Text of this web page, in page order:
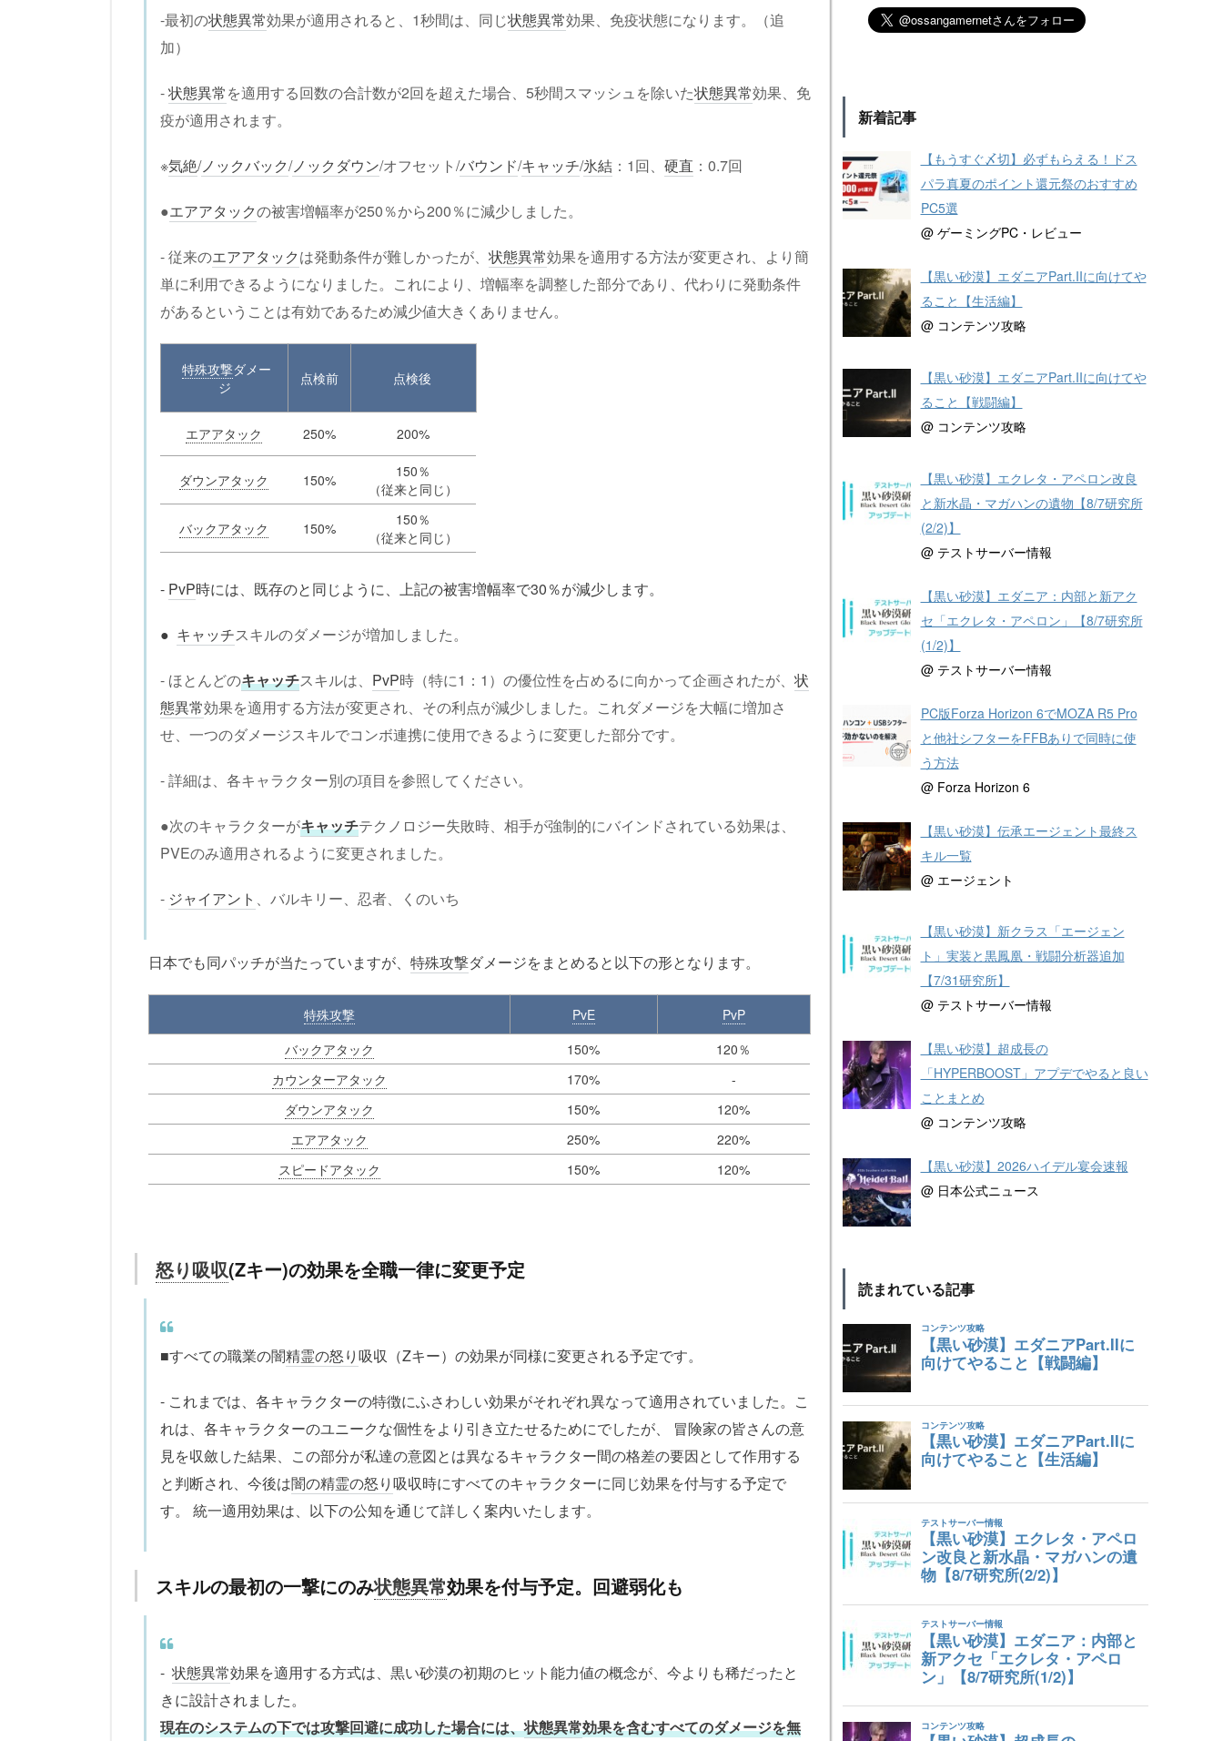
-最初の状態異常効果が適用されると、1秒間は、同じ状態異常効果、免疫状態になります。（追
加）
-状態異常を適用する回数の合計数が2回を超えた場合、5秒間スマッシュを除いた状態異常効果、免
疫が適用されます。
※気絶/ノックバック/ノックダウン/オフセット/バウンド/キャッチ/氷結 ：1回、 硬直 ：0.7回
●エアアタックの被害増幅率が250％から200％に減少しました。
- 従来のエアアタックは発動条件が難しかったが、 状態異常効果を適用する方法が変更され、より簡
単に利用できるようになりました。これにより、増幅率を調整した部分であり、代わりに発動条件
があるということは有効であるため減少値大きくありません。
特殊攻撃ダメー
ジ
点検前 点検後
エアアタック 250% 200%
ダウンアタック 150%
150％
（従来と同じ）
バックアタック 150%
150％
（従来と同じ）
- PvP時には、既存のと同じように、上記の被害増幅率で30％が減少します。
● キャッチスキルのダメージが増加しました。
- ほとんどのキャッチスキルは、 PvP時（特に1：1）の優位性を占めるに向かって企画されたが、 状
態異常効果を適用する方法が変更され、その利点が減少しました。これダメージを大幅に増加さ
せ、一つのダメージスキルでコンボ連携に使用できるように変更した部分です。
- 詳細は、各キャラクター別の項目を参照してください。
●次のキャラクターがキャッチテクノロジー失敗時、相手が強制的にバインドされている効果は、
PVEのみ適用されるように変更されました。
- ジャイアント 、バルキリー、忍者、くのいち
日本でも同パッチが当たっていますが、 特殊攻撃ダメージをまとめると以下の形となります。
特殊攻撃 PvE
PvP
バックアタック
150%
120％
カウンターアタック
170%
-
ダウンアタック
150%
120%
エアアタック
250%
220%
スピードアタック
150% 120%
怒り吸収(Zキー)の効果を全職一律に変更予定
■すべての職業の闇精霊の怒り吸収（Zキー）の効果が同様に変更される予定です。
- これまでは、各キャラクターの特徴にふさわしい効果がそれぞれ異なって適用されていました。こ
れは、各キャラクターのユニークな個性をより引き立たせるためにでしたが、 冒険家の皆さんの意
見を収斂した結果、この部分が私達の意図とは異なるキャラクター間の格差の要因として作用する
と判断され、今後は闇の精霊の怒り吸収時にすべてのキャラクターに同じ効果を付与する予定で
す。 統一適用効果は、以下の公知を通じて詳しく案内いたします。
スキルの最初の一撃にのみ状態異常効果を付与予定。回避弱化も
- 状態異常効果を適用する方式は、黒い砂漠の初期のヒット能力値の概念が、今よりも稀だったと
きに設計されました。
現在のシステムの下では攻撃回避に成功した場合には、状態異常効果を含むすべてのダメージを無
新着記事
【もうすぐ〆切】必ずもらえる！ドス
パラ真夏のポイント還元祭のおすすめ
PC5選
@ ゲーミングPC・レビュー
【黒い砂漠】エダニアPart.IIに向けてや
ること【生活編】
@ コンテンツ攻略
【黒い砂漠】エダニアPart.IIに向けてや
ること【戦闘編】
@ コンテンツ攻略
【黒い砂漠】エクレタ・アペロン改良
と新水晶・マガハンの遺物【8/7研究所
(2/2)】
@ テストサーバー情報
【黒い砂漠】エダニア：内部と新アク
セ「エクレタ・アペロン」【8/7研究所
(1/2)】
@ テストサーバー情報
PC版Forza Horizon 6でMOZA R5 Pro
と他社シフターをFFBありで同時に使
う方法
@ Forza Horizon 6
【黒い砂漠】伝承エージェント最終ス
キル一覧
@ エージェント
【黒い砂漠】新クラス「エージェン
ト」実装と黒鳳凰・戦闘分析器追加
【7/31研究所】
@ テストサーバー情報
【黒い砂漠】超成長の
「HYPERBOOST」アプデでやると良い
ことまとめ
@ コンテンツ攻略
【黒い砂漠】2026ハイデル宴会速報
@ 日本公式ニュース
読まれている記事